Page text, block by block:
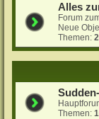
Alles
Forum
Neue
Themen:
Themen: